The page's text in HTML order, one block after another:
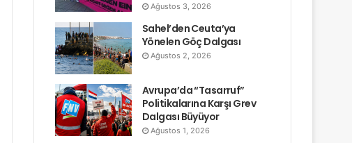
Ağustos 3, 2026
Sahel’den Ceuta’ya
Yönelen Göç Dalgası
Ağustos 2, 2026
Avrupa’da “Tasarruf”
Politikalarına Karşı Grev
Dalgası Büyüyor
Ağustos 1, 2026